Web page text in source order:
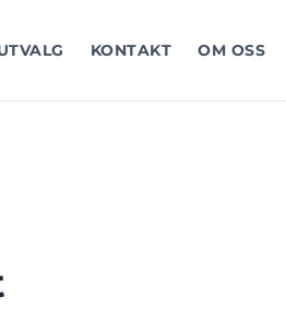
KONTAKT OM OSS